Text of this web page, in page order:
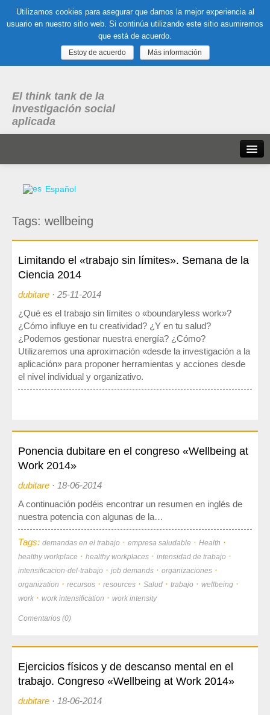
El think tank de la
investigación social
aplicada
Areas
de experiencia
Organización, Trabajo y Salud
Sociedad, Innovación y Salud
Internacional, Sectores y Salud
Nuestra propuesta
Blogs
Blog: Organización, Trabajo y Salud
Publicaciones
Publicaciones: Sociedad, Innovación y Salud
Publicaciones: Internacional, Sectores y Salud
Mediateca
Español
Tags: wellbeing
Limitando el «trabajo sin límites». Semana de la
Ciencia 2014
dubitare · 25-11-2014
¿Qué es el trabajo sin límites o «boundaryless work»?
¿Cómo influye en tu creatividad? ¿Y en tu salud?
¿Podemos gestionar nuestra energía? ¿Cómo?
Utilizaremos una aproximación «desde la investigación a la
aplicación» para proponer herramientas y acciones desde
el nivel individual y organizativo.
Ponencia dubitare en el congreso «Wellbeing at
Work 2014»
dubitare · 18-06-2014
A continuación podéis encontrar un resumen en inglés de
nuestra potencia con algunas de la…
Tags: demandas en el trabajo · empresa saludable · Health ·
healthy workplace · healthy workplaces · intensidad de trabajo ·
intensificacion-del-trabajo · job demands · organizaciones ·
organization · recursos · resources · Salud · trabajo · wellbeing ·
work · work intensification · work intensity
Comentarios (0)
Ejercicios físicos y de descanso mental en el
trabajo. Congreso «Wellbeing at Work 2014»
dubitare · 18-06-2014
Utilizamos cookies para asegurar que damos la mejor experiencia al
usuario en nuestro sitio web. Si continúa utilizando este sitio asumiremos
que está de acuerdo.
Estoy de acuerdo Más información